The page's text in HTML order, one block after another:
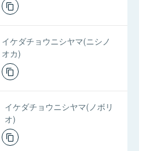
イケダチョウニシヤマ(ニシノ
オカ)
イケダチョウニシヤマ(ノボリ
オ)